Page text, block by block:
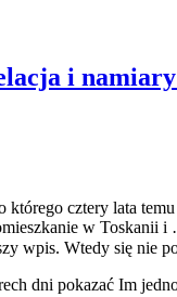
i
cztery lata
w
wpis. Wtedy się nie
dni pokazać Im